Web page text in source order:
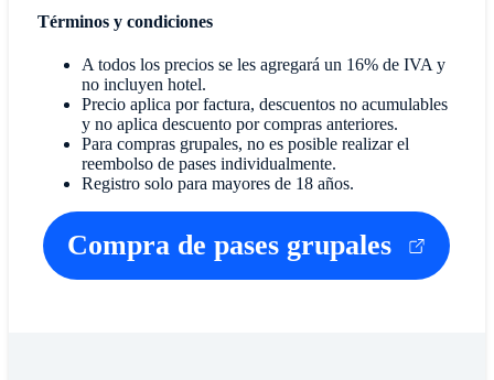
Términos y condiciones
A todos los precios se les agregará un 16% de IVA y
no incluyen hotel.
Precio aplica por factura, descuentos no acumulables
y no aplica descuento por compras anteriores.
Para compras grupales, no es posible realizar el
reembolso de pases individualmente.
Registro solo para mayores de 18 años.
Compra de pases grupales